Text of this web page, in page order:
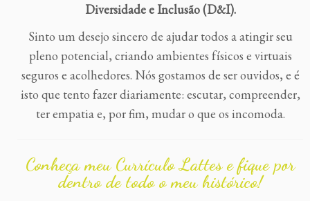
Diversidade e Inclusão (D&I).
Sinto um desejo sincero de ajudar todos a atingir seu
pleno potencial, criando ambientes físicos e virtuais
seguros e acolhedores. Nós gostamos de ser ouvidos, e é
isto que tento fazer diariamente: escutar, compreender,
ter empatia e, por fim, mudar o que os incomoda.
Conheça meu Currículo Lattes e fique por
dentro de todo o meu histórico!